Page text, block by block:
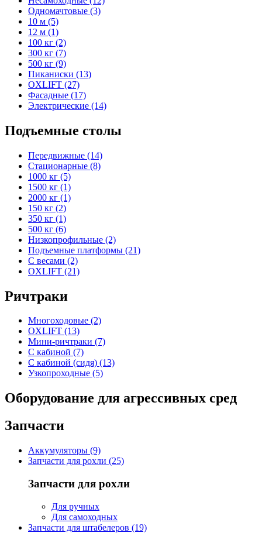
Одномачтовые (3)
10 м (5)
12 м (1)
100 кг (2)
300 кг (7)
500 кг (9)
Пиканиски (13)
OXLIFT (27)
Фасадные (17)
Электрические (14)
Подъемные столы
Передвижные (14)
Стационарные (8)
1000 кг (5)
1500 кг (1)
2000 кг (1)
150 кг (2)
350 кг (1)
500 кг (6)
Низкопрофильные (2)
Подъемные платформы (21)
С весами (2)
OXLIFT (21)
Ричтраки
Многоходовые (2)
OXLIFT (13)
Мини-ричтраки (7)
С кабиной (7)
С кабиной (сидя) (13)
Узкопроходные (5)
Оборудование для агрессивных сред
Запчасти
Аккумуляторы (9)
Запчасти для рохли (25)
Запчасти для рохли
Для ручных
Для самоходных
Запчасти для штабелеров (19)